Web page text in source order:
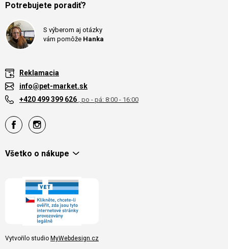
Potrebujete poradiť?
S výberom aj otázky
vám pomôže Hanka
Reklamacia
info@pet-market.sk
+420 499 399 626 , po - pá: 8:00 - 16:00
Všetko o nákupe
Vytvořilo studio MyWebdesign.cz